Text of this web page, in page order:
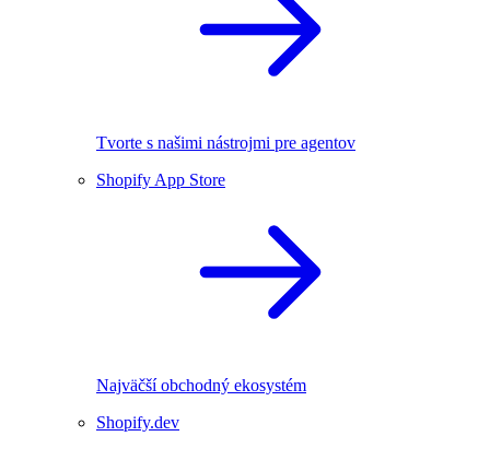
Tvorte s našimi nástrojmi pre agentov
Shopify App Store
Najväčší obchodný ekosystém
Shopify.dev